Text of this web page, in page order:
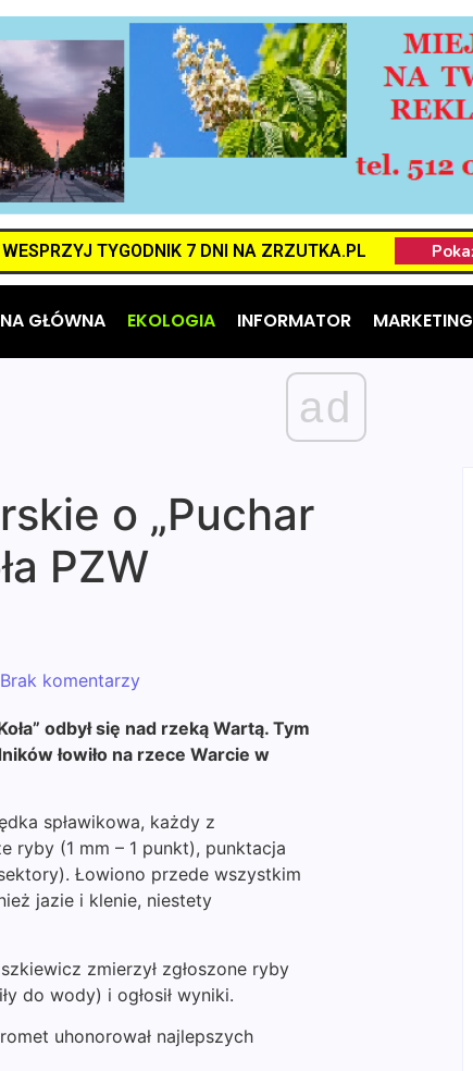
WESPRZYJ TYGODNIK 7 DNI NA ZRZUTKA.PL
GŁÓWNA EKOLOGIA INFORMATOR MARKETING
ad
o „Puchar
PZW
Brak komentarzy
odbył się nad rzeką Wartą. Tym
łowiło na rzece Warcie w
spławikowa, każdy z
ryby (1 mm – 1 punkt), punktacja
Łowiono przede wszystkim
jazie i klenie, niestety
zmierzył zgłoszone ryby
do wody) i ogłosił wyniki.
uhonorował najlepszych